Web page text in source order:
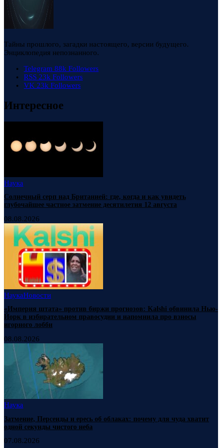
Тайны прошлого, загадки настоящего, версии будущего.
Энциклопедия непознанного.
Telegram 88k Followers
RSS 23k Followers
VK 23k Followers
Интересное
Наука
Солнечный серп над Британией: где, когда и как увидеть
глубочайшее частное затмение десятилетия 12 августа
08.08.2026
НаукаНовости
«Империя штата» против биржи прогнозов: Kalshi обвинила Нью-
Йорк в избирательном правосудии и напомнила про взносы
игорного лобби
08.08.2026
Наука
Затмение, Персеиды и ересь об облаках: почему для чуда хватит
одной секунды чистого неба
07.08.2026